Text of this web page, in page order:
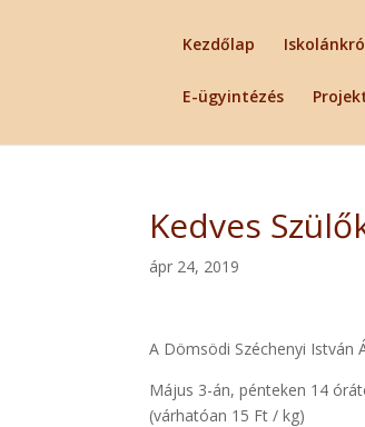
Kezdőlap
E-ügyintézés
Kedves
ápr 24, 2019
A Dömsödi Széchenyi
Május 3-án, pénteken 14
(várhatóan 15 Ft / kg)